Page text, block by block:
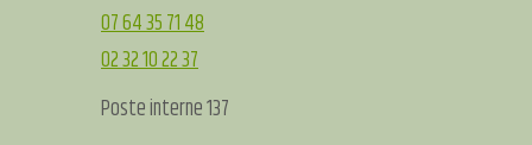
07 64 35 71 48
02 32 10 22 37
Poste interne 137